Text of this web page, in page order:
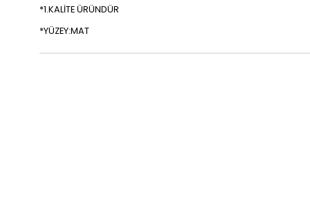
*1.KALİTE ÜRÜNDÜR
*YÜZEY:MAT